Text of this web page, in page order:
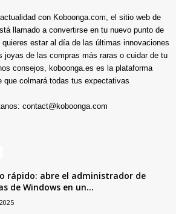
con Koboonga.com, el sitio web de
llamado a convertirse en tu nuevo punto de
estar al día de las últimas innovaciones
joyas de las compras más raras o cuidar de tu
consejos, koboonga.es es la plataforma
que colmará todas tus expectativas
contact@koboonga.com
rápido: abre el administrador de
de Windows en un...